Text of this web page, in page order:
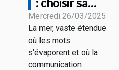
radio VHF
marine en
fonction de
ses besoins
Mercredi 26/03/2025
La mer, vaste étendue
où les mots
s'évaporent et où la
communication